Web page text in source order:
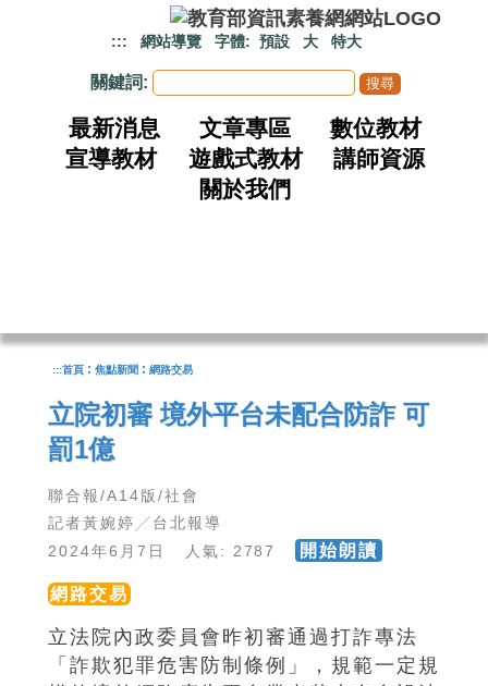
::: 網站導覽 字體: 預設 大 特大
關鍵詞:
最新消息 文章專區
數位教材
宣導教材
遊戲式教材
講師資源
關於我們
:::首頁 : 焦點新聞 : 網路交易
立院初審 境外平台未配合防詐 可
罰1億
聯合報/A14版/社會
記者黃婉婷╱台北報導
2024年6月7日 人氣: 2787
開始朗讀
網路交易
立法院內政委員會昨初審通過打詐專法
「詐欺犯罪危害防制條例」，規範一定規